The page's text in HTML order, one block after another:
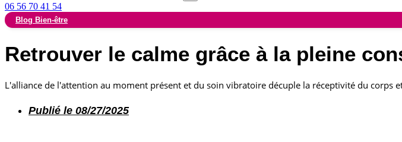
06 56 70 41 54
Blog Bien-être
Retrouver le calme grâce à la pleine
L'alliance de l'attention au moment présent et du soin vibratoire décuple la réceptivité du corps
Publié le 08/27/2025